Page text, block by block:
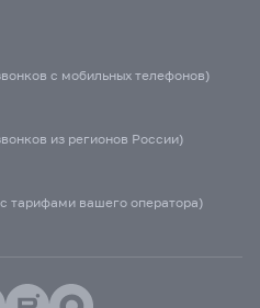
с мобильных телефонов)
из регионов России)
тарифами вашего оператора)